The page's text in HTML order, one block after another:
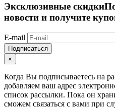
Эксклюзивные скидки
новости и получите
E-mail
Подписаться
×
Когда Вы подписываетесь на
добавляем ваш адрес
список рассылки. Пока он
сможем связаться с вами при